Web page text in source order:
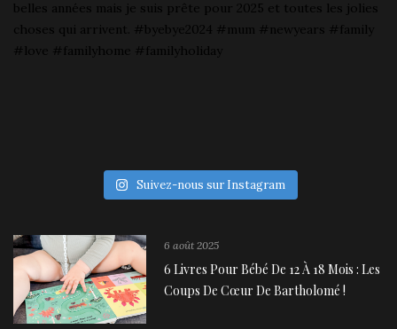
Suivez-nous sur Instagram
6 août 2025
6 Livres Pour Bébé De 12 À 18 Mois : Les
Coups De Cœur De Bartholomé !